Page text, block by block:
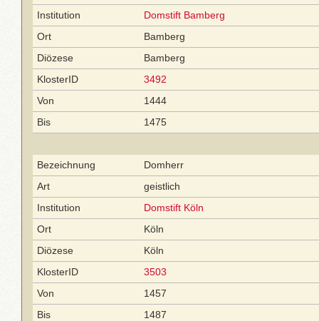
Institution
Domstift Bamberg
Ort
Bamberg
Diözese
Bamberg
KlosterID
3492
Von
1444
Bis
1475
Bezeichnung
Domherr
Art
geistlich
Institution
Domstift Köln
Ort
Köln
Diözese
Köln
KlosterID
3503
Von
1457
Bis
1487